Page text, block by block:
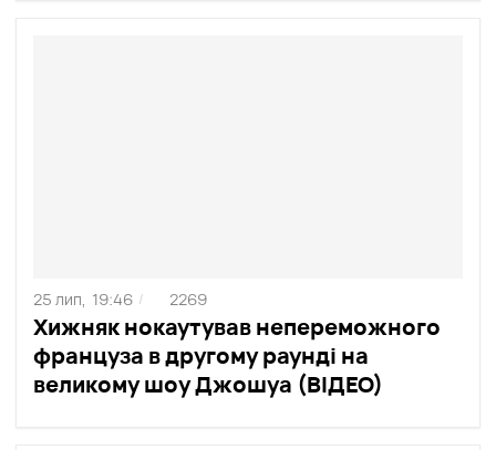
Хижняк нокаутував непереможного
француза в другому раунді на
великому шоу Джошуа (ВІДЕО)
25 лип, 19:46 / 2269